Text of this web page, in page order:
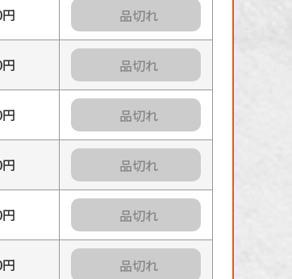
カートに入れる
カートに入れる
カートに入れる
カートに入れる
カートに入れる
カートに入れる